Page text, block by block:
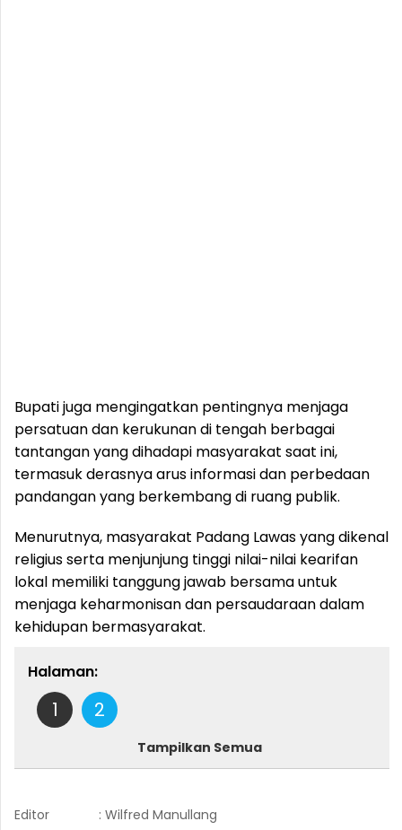
Bupati juga mengingatkan pentingnya menjaga
persatuan dan kerukunan di tengah berbagai
tantangan yang dihadapi masyarakat saat ini,
termasuk derasnya arus informasi dan perbedaan
pandangan yang berkembang di ruang publik.
Menurutnya, masyarakat Padang Lawas yang dikenal
religius serta menjunjung tinggi nilai-nilai kearifan
lokal memiliki tanggung jawab bersama untuk
menjaga keharmonisan dan persaudaraan dalam
kehidupan bermasyarakat.
Halaman:
1 2
Tampilkan Semua
Editor : Wilfred Manullang